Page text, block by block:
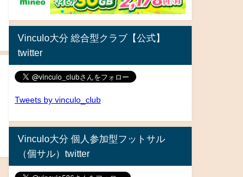
Vinculo大分 総合型クラブ【公式】
twitter
Tweets by vinculo_club
Vinculo大分 個人参加型フットサル
（個サル）twitter